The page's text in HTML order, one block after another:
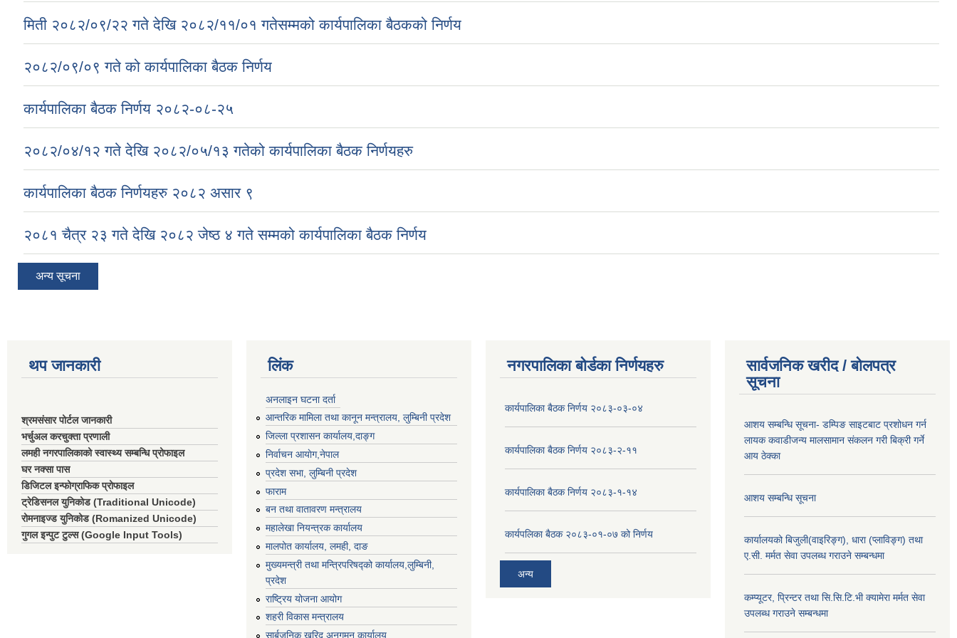
मिती २०८२/०९/२२ गते देखि २०८२/११/०१ गतेसम्मको कार्यपालिका बैठकको निर्णय
२०८२/०९/०९ गते को कार्यपालिका बैठक निर्णय
कार्यपालिका बैठक निर्णय २०८२-०८-२५
२०८२/०४/१२ गते देखि २०८२/०५/१३ गतेको कार्यपालिका बैठक निर्णयहरु
कार्यपालिका बैठक निर्णयहरु २०८२ असार ९
२०८१ चैत्र २३ गते देखि २०८२ जेष्ठ ४ गते सम्मको कार्यपालिका बैठक निर्णय
अन्य सूचना
थप जानकारी
श्रमसंसार पोर्टल जानकारी
भर्चुअल करचुक्ता प्रणाली
लमही नगरपालिकाको स्वास्थ्य सम्बन्धि प्रोफाइल
घर नक्सा पास
डिजिटल इन्फोग्राफिक प्रोफाइल
ट्रेडिसनल युनिकोड (Traditional Unicode)
रोमनाइज्ड युनिकोड (Romanized Unicode)
गुगल इन्पुट टुल्स (Google Input Tools)
लिंक
अनलाइन घटना दर्ता
आन्तरिक मामिला तथा कानून मन्त्रालय, लुम्बिनी प्रदेश
जिल्ला प्रशासन कार्यालय,दाङ्ग
निर्वाचन आयाेग,नेपाल
प्रदेश सभा, लुम्बिनी प्रदेश
फाराम
बन तथा वातावरण मन्त्रालय
महालेखा नियन्त्रक कार्यालय
मालपोत कार्यालय, लमही, दाङ
मुख्यमन्त्री तथा मन्त्रिपरिषद्को कार्यालय,लुम्बिनी,
प्रदेश
राष्ट्रिय योजना आयोग
शहरी विकास मन्त्रालय
सार्बजनिक खरिद अनुगमन कार्यालय
नगरपालिका बोर्डका निर्णयहरु
कार्यपालिका बैठक निर्णय २०८३-०३-०४
कार्यपालिका बैठक निर्णय २०८३-२-११
कार्यपालिका बैठक निर्णय २०८३-१-१४
कार्यपलिका बैठक २०८३-०१-०७ को निर्णय
अन्य
सार्वजनिक खरीद / बोलपत्र
सूचना
आशय सम्बन्धि सूचना- डम्पिङ साइटबाट प्रशोधन गर्न
लायक कवाडीजन्य मालसामान संकलन गरी बिक्री गर्ने
आय ठेक्का
आशय सम्बन्धि सूचना
कार्यालयको बिजुली(वाइरिङ्ग), धारा (प्लाविङ्ग) तथा
ए.सी. मर्मत सेवा उपलब्ध गराउने सम्बन्धमा
कम्प्यूटर, प्रिन्टर तथा सि.सि.टि.भी क्यामेरा मर्मत सेवा
उपलब्ध गराउने सम्बन्धमा